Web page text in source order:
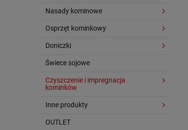
Nasady kominowe
Osprzęt kominkowy
Doniczki
Świece sojowe
Czyszczenie i impregnacja
kominków
Inne produkty
OUTLET